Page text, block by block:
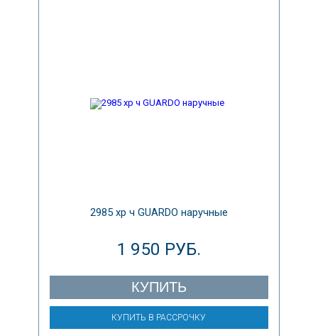
2985 хр ч GUARDO наручные
1 950 РУБ.
КУПИТЬ
КУПИТЬ В РАССРОЧКУ